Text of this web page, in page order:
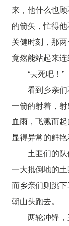
来，他什么也
的箭矢，忙得他
关健时刻，那
竟然能站起来连
“去死吧！”
看到乡亲
一箭的射着，
血雨，飞溅而
显得异常的鲜艳
土匪们的
一大批倒地的
而乡亲们则跳
朝山头跑去。
两轮冲锋